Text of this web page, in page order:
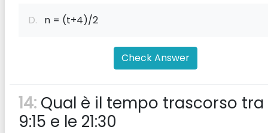
D. n = (t+4)/2
Check Answer
14: Qual è il tempo trascorso tra
9:15 e le 21:30